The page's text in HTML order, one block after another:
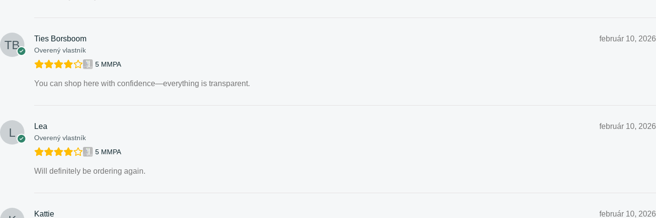
Ties Borsboom
Overený vlastník
február 10, 2026
5 MMPA
You can shop here with confidence—everything is transparent.
Lea
Overený vlastník
február 10, 2026
5 MMPA
Will definitely be ordering again.
Kattie február 10, 2026